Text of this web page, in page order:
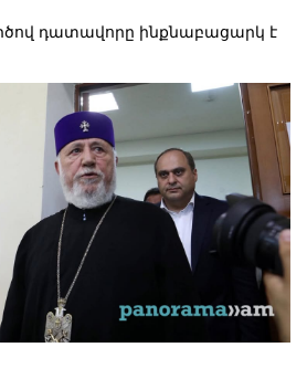
դատավորը ինքնաբացարկ է